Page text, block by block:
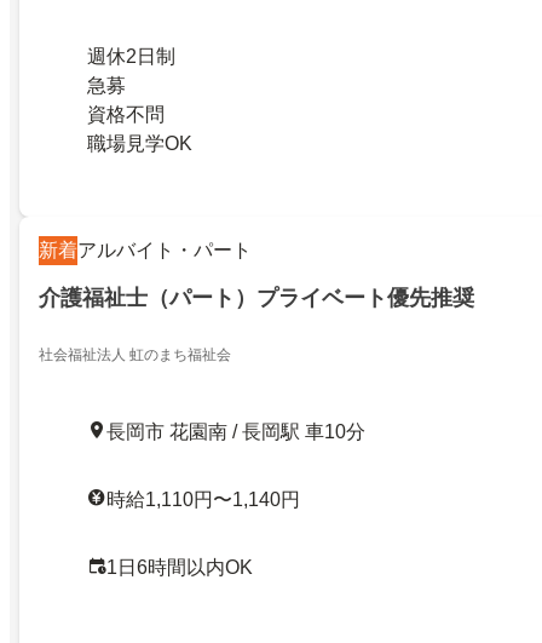
週休2日制
急募
資格不問
職場見学OK
新着アルバイト・パート
介護福祉士（パート）プライベート優先推奨
社会福祉法人 虹のまち福祉会
長岡市 花園南 / 長岡駅 車10分
時給1,110円〜1,140円
1日6時間以内OK